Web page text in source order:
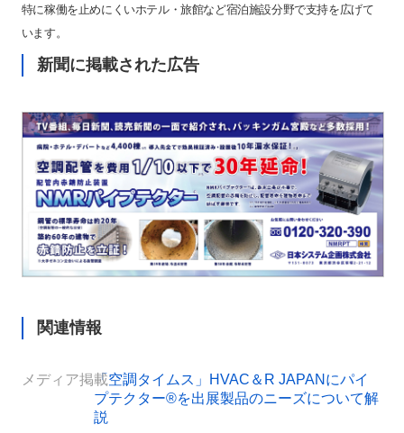
特に稼働を止めにくいホテル・旅館など宿泊施設分野で支持を広げて
います。
新聞に掲載された広告
関連情報
メディア掲載「空調タイムス」HVAC＆R JAPANにパイ
プテクター®を出展製品のニーズについて解
説